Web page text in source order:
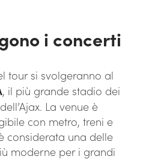
i concerti
tour si svolgeranno al
, il più grande stadio dei
La venue è
con metro, treni e
considerata una delle
moderne per i grandi